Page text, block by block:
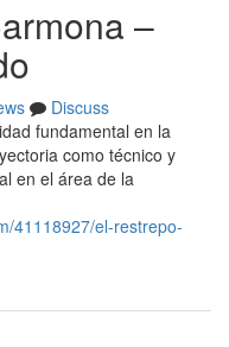
–
Discuss
fundamental en la
como técnico y
en el área de la
41118927/el-restrepo-